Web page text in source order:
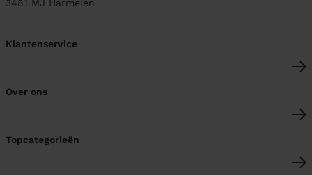
3481 MJ Harmelen
Klantenservice
Over ons
Topcategorieën